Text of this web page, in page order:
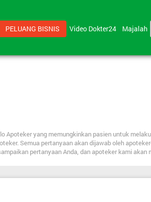
PELUANG BISNIS Video Dokter24 Majalah
Apoteker yang memungkinkan pasien untuk
Semua pertanyaan akan dijawab oleh
pertanyaan Anda, dan apoteker kami akan